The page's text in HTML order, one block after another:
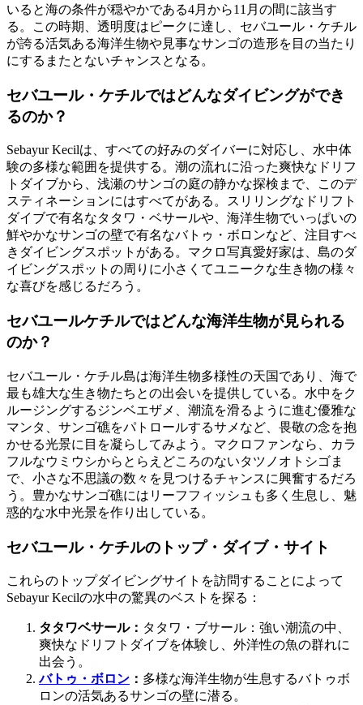
いると海の条件が穏やかである4月から11月の間に該当す
る。この時期、透明度はピークに達し、セバユール・ケチル
が誇る活気ある海洋生物や見事なサンゴの造形を目の当たり
にするまたとないチャンスとなる。
セバユール・ケチルではどんなダイビングができ
るのか？
Sebayur Kecilは、すべての好みのダイバーに対応し、水中体
験の多様な範囲を提供する。潮の流れに沿った爽快なドリフ
トダイブから、浅瀬のサンゴの庭の静かな探検まで、このデ
スティネーションにはすべてがある。スリリングなドリフト
ダイブで有名なタタワ・ベサールや、海洋生物でいっぱいの
鮮やかなサンゴの壁で有名なバトゥ・ボロンなど、注目すべ
きダイビングスポットがある。マクロ写真愛好家は、島のダ
イビングスポットの周りに小さくてユニークな生き物の様々
な喜びを感じるだろう。
セバユールケチルではどんな海洋生物が見られる
のか？
セバユール・ケチル島は海洋生物多様性の天国であり、海で
最も雄大な生き物たちとの出会いを提供している。水中をク
ルージングするジンベエザメ、潮流を滑るように進む優雅な
マンタ、サンゴ礁をパトロールするサメなど、畏敬の念を抱
かせる光景に目を凝らしてみよう。マクロファンなら、カラ
フルなウミウシからとらえどころのないタツノオトシゴま
で、小さな不思議の数々を見つけるチャンスに興奮するだろ
う。豊かなサンゴ礁にはリーフフィッシュも多く生息し、魅
惑的な水中光景を作り出している。
セバユール・ケチルのトップ・ダイブ・サイト
これらのトップダイビングサイトを訪問することによって
Sebayur Kecilの水中の驚異のベストを探る：
タタワベサール： タタワ・ブサール：強い潮流の中、
爽快なドリフトダイブを体験し、外洋性の魚の群れに
出会う。
バトゥ・ボロン ： 多様な海洋生物が生息するバトゥボ
ロンの活気あるサンゴの壁に潜る。